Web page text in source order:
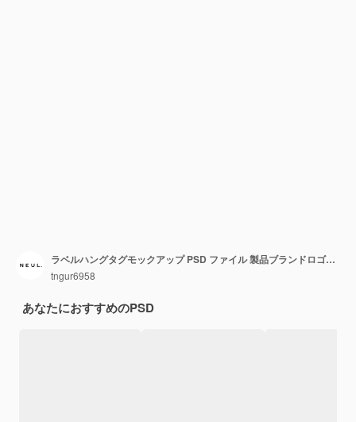
ラベルハングタグモックアップ PSD ファイル 製品ブランドロゴモックアップ画像
tngur6958
あなたにおすすめのPSD